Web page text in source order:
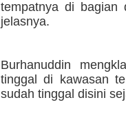
tempatnya di bagian
jelasnya.
Burhanuddin
tinggal di kawasan
sudah tinggal disini